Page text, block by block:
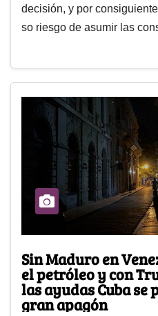
decisión, y por
so riesgo de asumir las
Sin Maduro en
el petróleo y con
las ayudas Cuba
gran apagón